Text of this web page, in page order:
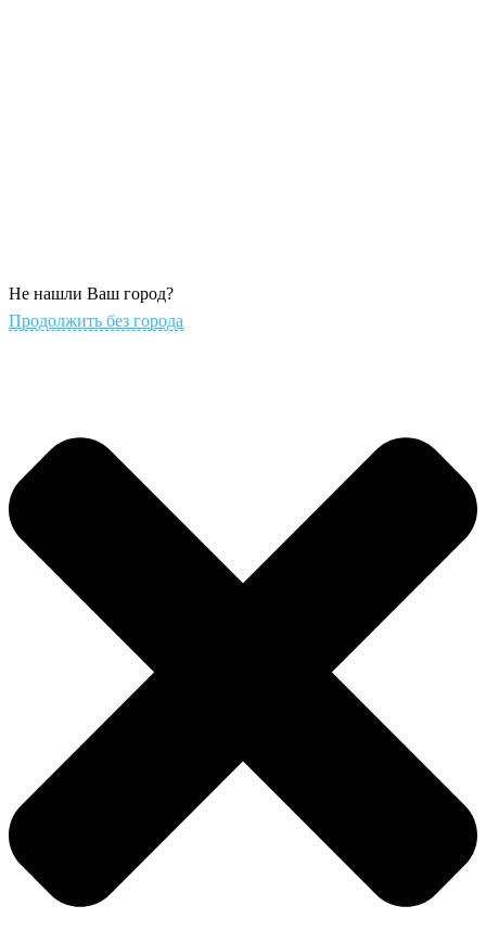
Не нашли Ваш город?
Продолжить без города